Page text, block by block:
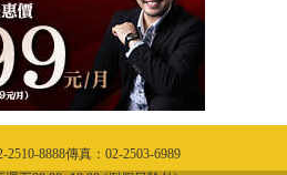
8888傳真：02-2503-6989